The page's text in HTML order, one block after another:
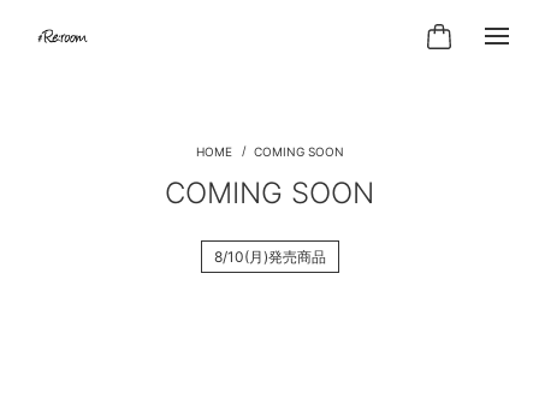
COMING SOON
COMING SOON
8/10(月)発売商品